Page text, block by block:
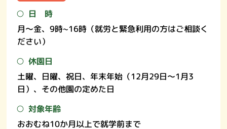
日 時
月～金、9時~16時（就労と緊急利用の方はご相談く
ださい）
休園日
土曜、日曜、祝日、年末年始（12月29日～1月3
日）、その他園の定めた日
対象年齢
おおむね10か月以上で就学前まで